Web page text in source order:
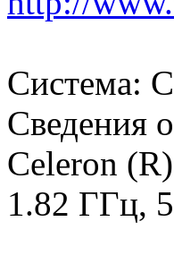
Система:
Сведения
Celeron
1.82 ГГц,